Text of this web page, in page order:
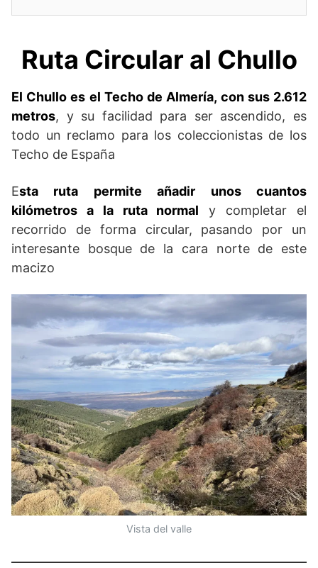
Ruta Circular al Chullo
El Chullo es el Techo de Almería, con sus 2.612
metros, y su facilidad para ser ascendido, es
todo un reclamo para los coleccionistas de los
Techo de España
Esta ruta permite añadir unos cuantos
kilómetros a la ruta normal y completar el
recorrido de forma circular, pasando por un
interesante bosque de la cara norte de este
macizo
Vista del valle